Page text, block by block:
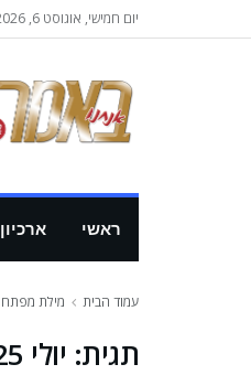
יום חמישי, אוגוסט 6, 2026
ראשי
עמוד הבית מילת מפתח
תגית: יולי 2025